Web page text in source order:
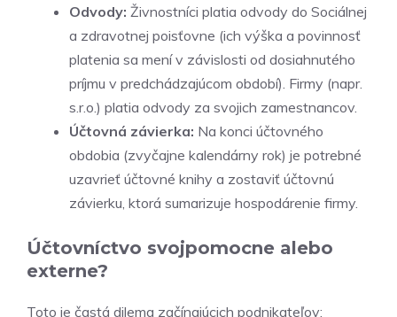
Odvody: Živnostníci platia odvody do Sociálnej
a zdravotnej poisťovne (ich výška a povinnosť
platenia sa mení v závislosti od dosiahnutého
príjmu v predchádzajúcom období). Firmy (napr.
s.r.o.) platia odvody za svojich zamestnancov.
Účtovná závierka: Na konci účtovného
obdobia (zvyčajne kalendárny rok) je potrebné
uzavrieť účtovné knihy a zostaviť účtovnú
závierku, ktorá sumarizuje hospodárenie firmy.
Účtovníctvo svojpomocne alebo
externe?
Toto je častá dilema začínajúcich podnikateľov: